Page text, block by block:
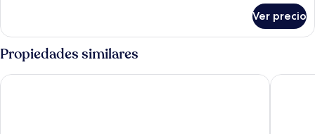
(Patio)
Deluxe,
cama
size
Ver precio
Propiedades similares
Fairmont Mara Safari Club The